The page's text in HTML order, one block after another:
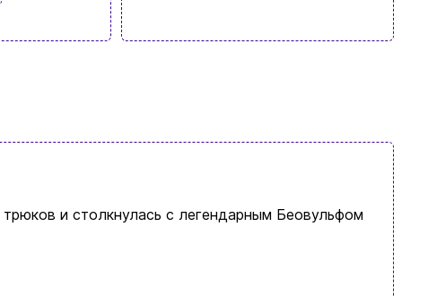
и столкнулась с легендарным Беовульфом